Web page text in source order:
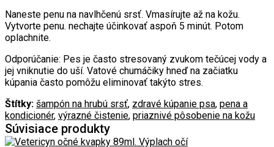
Naneste penu na navlhčenú srsť. Vmasírujte až na kožu.
Vytvorte penu. nechajte účinkovať aspoň 5 minút. Potom
oplachnite.
Odporúčanie: Pes je často stresovaný zvukom tečúcej vody a
jej vniknutie do uší. Vatové chumáčiky hneď na začiatku
kúpania často pomôžu eliminovať takýto stres.
Štítky: šampón na hrubú srsť, zdravé kúpanie psa, pena a
kondicionér, výrazné čistenie, priaznivé pôsobenie na kožu
Súvisiace produkty